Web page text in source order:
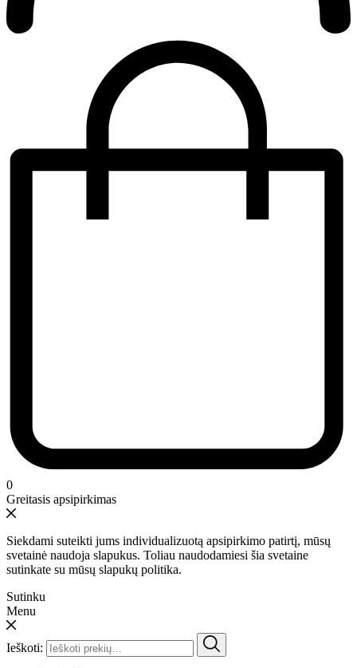
0
Greitasis apsipirkimas
Siekdami suteikti jums individualizuotą apsipirkimo patirtį, mūsų
svetainė naudoja slapukus. Toliau naudodamiesi šia svetaine
sutinkate su mūsų slapukų politika.
Sutinku
Menu
Ieškoti: